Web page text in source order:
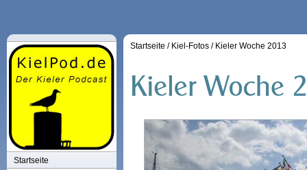
Startseite
Startseite / Kiel-Fotos / Kieler Woche 2013